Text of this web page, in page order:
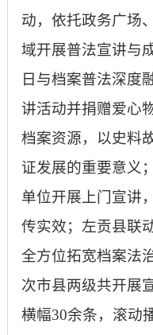
动，依托政务广场
域开展普法宣讲与
日与档案普法深度
讲活动并捐赠爱心
档案资源，以史料
证发展的重要意义
单位开展上门宣讲
传实效；左贡县联
全方位拓宽档案法
次市县两级共开展
横幅30余条，滚动